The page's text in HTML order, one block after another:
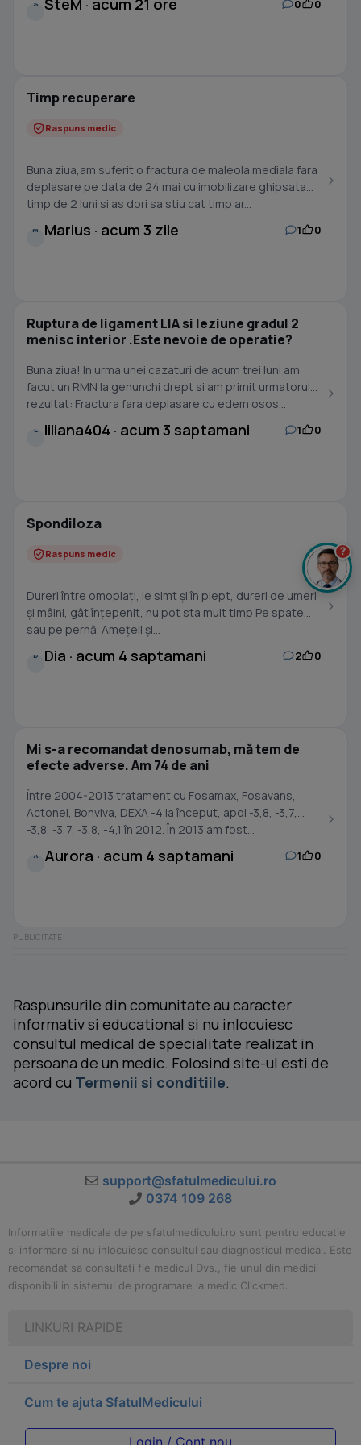
S SteM · acum 21 ore 0 0
Timp recuperare
Raspuns medic
Buna ziua,am suferit o fractura de maleola mediala fara
deplasare pe data de 24 mai cu imobilizare ghipsata
timp de 2 luni si as dori sa stiu cat timp ar...
M Marius · acum 3 zile 1 0
Ruptura de ligament LIA si leziune gradul 2
menisc interior .Este nevoie de operatie?
Buna ziua! In urma unei cazaturi de acum trei luni am
facut un RMN la genunchi drept si am primit urmatorul
rezultat: Fractura fara deplasare cu edem osos...
L liliana404 · acum 3 saptamani 1 0
Spondiloza
Raspuns medic
Dureri între omoplați, le simt și în piept, dureri de umeri
și mâini, gât înțepenit, nu pot sta mult timp Pe spate
sau pe pernă. Amețeli și...
D Dia · acum 4 saptamani 2 0
Mi s-a recomandat denosumab, mă tem de
efecte adverse. Am 74 de ani
Între 2004-2013 tratament cu Fosamax, Fosavans,
Actonel, Bonviva, DEXA -4 la început, apoi -3,8, -3,7,
-3,8, -3,7, -3,8, -4,1 în 2012. În 2013 am fost...
A Aurora · acum 4 saptamani 1 0
Raspunsurile din comunitate au caracter
informativ si educational si nu inlocuiesc
consultul medical de specialitate realizat in
persoana de un medic. Folosind site-ul esti de
acord cu Termenii si conditiile.
support@sfatulmedicului.ro
0374 109 268
Informatiile medicale de pe sfatulmedicului.ro sunt pentru educatie
si informare si nu inlocuiesc consultul sau diagnosticul medical. Este
recomandat sa consultati fie medicul Dvs., fie unul din medicii
disponibili in sistemul de programare la medic Clickmed.
LINKURI RAPIDE
Despre noi
Cum te ajuta SfatulMedicului
?